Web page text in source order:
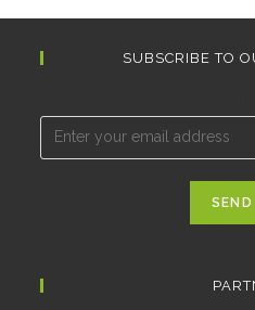
SUBSCRIBE TO